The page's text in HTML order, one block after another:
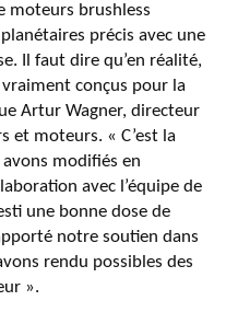
moteurs brushless
précis avec une
Il faut dire qu’en réalité,
conçus pour la
Artur Wagner, directeur
et moteurs. « C’est la
modifiés en
avec l’équipe de
une bonne dose de
notre soutien dans
rendu possibles des
».